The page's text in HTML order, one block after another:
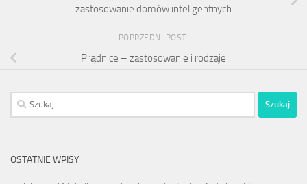
zastosowanie domów inteligentnych
POPRZEDNI POST
Prądnice – zastosowanie i rodzaje
Szukaj:
OSTATNIE WPISY